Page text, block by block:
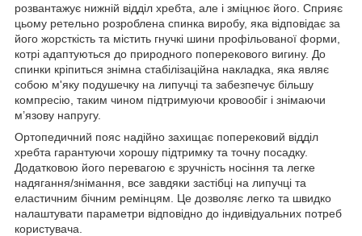
розвантажує нижній відділ хребта, але і зміцнює його. Сприяє
цьому ретельно розроблена спинка виробу, яка відповідає за
його жорсткість та містить гнучкі шини профільованої форми,
котрі адаптуються до природного поперекового вигину. До
спинки кріпиться знімна стабілізаційна накладка, яка являє
собою м'яку подушечку на липучці та забезпечує більшу
компресію, таким чином підтримуючи кровообіг і знімаючи
м’язову напругу.
Ортопедичний пояс надійно захищає поперековий відділ
хребта гарантуючи хорошу підтримку та точну посадку.
Додатковою його перевагою є зручність носіння та легке
надягання/знімання, все завдяки застібці на липучці та
еластичним бічним ремінцям. Це дозволяє легко та швидко
налаштувати параметри відповідно до індивідуальних потреб
користувача.